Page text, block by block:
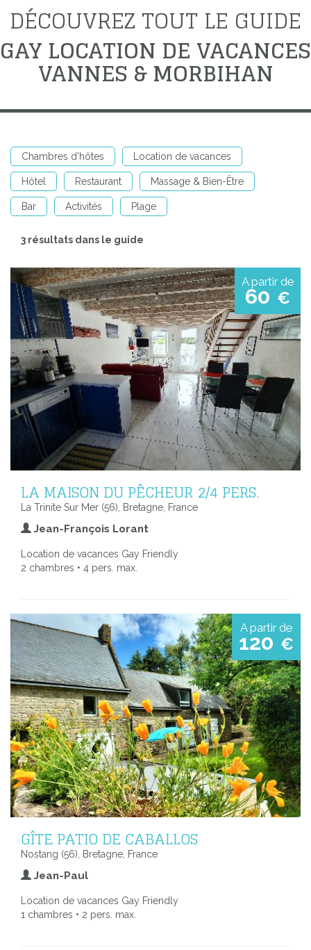
DÉCOUVREZ TOUT LE GUIDE
GAY LOCATION DE VACANCES
VANNES & MORBIHAN
Chambres d'hôtes Location de vacances
Hôtel Restaurant Massage & Bien-Être
Bar Activités Plage
3 résultats dans le guide
A partir de
60 €
LA MAISON DU PÊCHEUR 2/4 PERS.
La Trinite Sur Mer (56), Bretagne, France
Jean-François Lorant
Location de vacances Gay Friendly
2 chambres • 4 pers. max.
A partir de
120 €
GÎTE PATIO DE CABALLOS
Nostang (56), Bretagne, France
Jean-Paul
Location de vacances Gay Friendly
1 chambres • 2 pers. max.